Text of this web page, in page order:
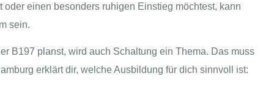
einen besonders ruhigen Einstieg möchtest, kann
sein.
B197 planst, wird auch Schaltung ein Thema. Das muss
erklärt dir, welche Ausbildung für dich sinnvoll ist: